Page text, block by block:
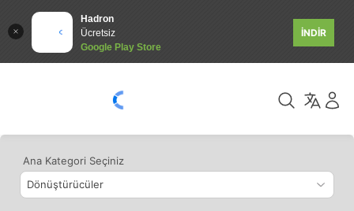
Hadron
Ücretsiz
Google Play Store
İNDİR
Ana Kategori Seçiniz